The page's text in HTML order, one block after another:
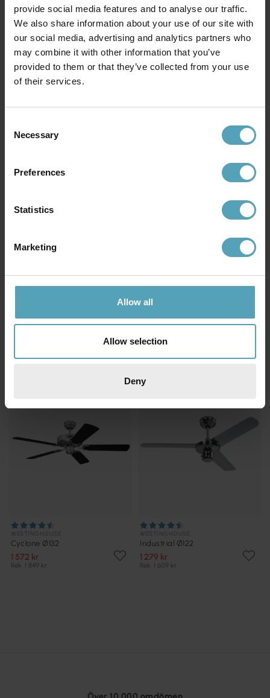
provide social media features and to analyse our traffic.
We also share information about your use of our site with
our social media, advertising and analytics partners who
may combine it with other information that you’ve
provided to them or that they’ve collected from your use
of their services.
Selection
Necessary
Preferences
Statistics
Marketing
Allow all
Allow selection
Deny
WESTINGHOUSE
Industrial Ø142
1 295 kr
Tristan Ø132
1 120 kr
Rek. 1 349 kr
PRISMATCH
Turbo Swirl Ø76
1 308 kr
Rek. 1 549 kr
Cyclone Ø132
1 572 kr
Rek. 1 849 kr
Industrial Ø122
1 279 kr
Rek. 1 609 kr